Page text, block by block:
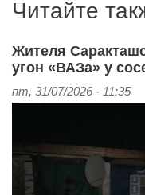
Читайте
Жителя
угон «ВАЗа» у
пт, 31/07/2026 - 11:35